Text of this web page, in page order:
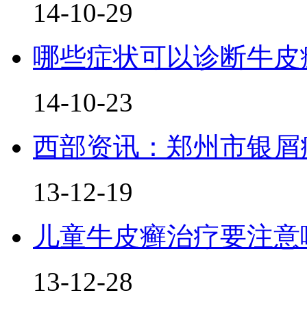
14-10-29
哪些症状可以诊断牛皮
14-10-23
西部资讯：郑州市银
13-12-19
儿童牛皮癣治疗要注
13-12-28